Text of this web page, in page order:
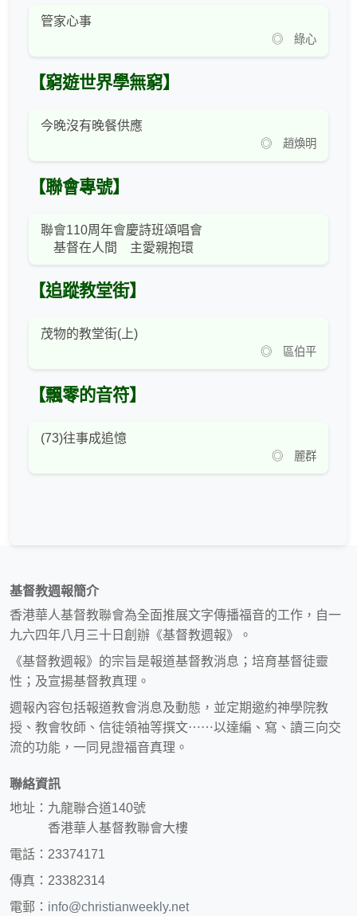
管家心事
◎ 綠心
【窮遊世界學無窮】
今晚沒有晚餐供應
◎ 趙煥明
【聯會專號】
聯會110周年會慶詩班頌唱會
基督在人間 主愛親抱環
【追蹤教堂街】
茂物的教堂街(上)
◎ 區伯平
【飄零的音符】
(73)往事成追憶
◎ 麗群
基督教週報簡介
香港華人基督教聯會為全面推展文字傳播福音的工作，自一
九六四年八月三十日創辦《基督教週報》。
《基督教週報》的宗旨是報道基督教消息；培育基督徒靈
性；及宣揚基督教真理。
週報內容包括報道教會消息及動態，並定期邀約神學院教
授、教會牧師、信徒領袖等撰文⋯⋯以達編、寫、讀三向交
流的功能，一同見證福音真理。
聯絡資訊
地址：九龍聯合道140號
香港華人基督教聯會大樓
電話：23374171
傳真：23382314
電郵： info@christianweekly.net